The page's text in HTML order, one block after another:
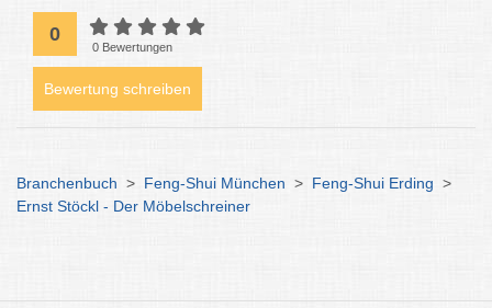
0
0 Bewertungen
Bewertung schreiben
Branchenbuch > Feng-Shui München > Feng-Shui Erding >
Ernst Stöckl - Der Möbelschreiner